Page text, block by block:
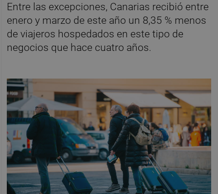
Entre las excepciones, Canarias recibió entre
enero y marzo de este año un 8,35 % menos
de viajeros hospedados en este tipo de
negocios que hace cuatro años.